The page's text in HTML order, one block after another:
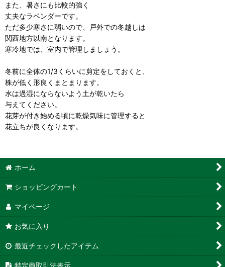
また、暑さにも比較的強く
丈夫なラベンダーです。
ただ多少寒さに弱いので、戸外での冬越しは
関西地方以南となります。
寒冷地では、室内で管理しましょう。
冬前に全体の1/3くらいに剪定をしておくと、
株が低く形良くまとまります。
水は過湿にならないよう土が乾いたら
与えてください。
花芽が付き始める頃に乾燥気味に管理すると
花立ちが良くなります。
ホーム
ショッピングカート
マイページ
お気に入り
最近チェックしたアイテム